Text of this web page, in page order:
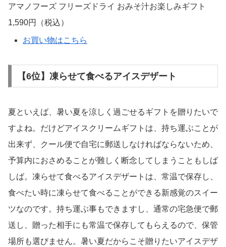
アマノフーズ フリーズドライ おみそ汁お楽しみギフト
1,590円（税込）
お買い物はこちら